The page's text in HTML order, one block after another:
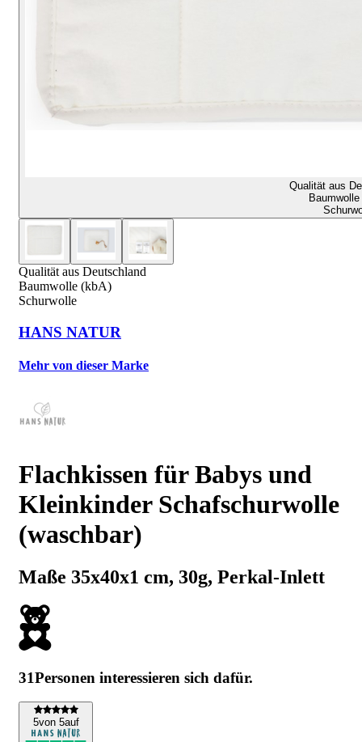
Qualität aus
Qualität aus Deutschland
Baumwolle (kbA)
Schurwolle
HANS NATUR
Mehr von dieser Marke
Flachkissen für Babys und
Kleinkinder Schafschurwolle
(waschbar)
Maße 35x40x1 cm, 30g, Perkal-Inlett
31Personen interessieren sich dafür.
5von 5auf